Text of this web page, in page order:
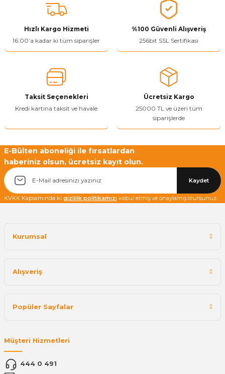
tarafımıza iletebilirsiniz.
Görüş ve önerileriniz için teşekkür ederiz.
Ürün resmi kalitesiz, bozuk veya görüntülenemiyor.
Ürün bilgilerinde hatalar bulunuyor.
Ürün fiyatı diğer sitelerden daha pahalı.
Bu ürüne benzer farklı alternatifler olmalı.
Yetkiliye Gönder
Hızlı Kargo Hizmeti
16:00’a kadar ki tüm siparişler
%100 Güvenli Alışveriş
256bit SSL Sertifikası
Taksit Seçenekleri
Kredi kartına taksit ve havale
Ücretsiz Kargo
25000 TL ve üzeri tüm
siparişlerde
E-Bülten aboneliği ile fırsatlardan
haberiniz olsun, ücretsiz kayıt olun.
Kaydet
KVKK Kapsamında ki gizlilik politikamızı kabul etmiş ve onaylamış olursunuz.
Kurumsal
Alışveriş
Popüler Sayfalar
Müşteri Hizmetleri
444 0 491